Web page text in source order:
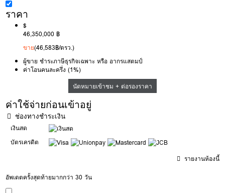
ราคา
$
46,350,000 ฿
ขาย(46,583฿/ตรว.)
ผู้ขาย ชำระภาษีธุรกิจเฉพาะ หรือ อากรแสตมป์
ค่าโอนคนละครึ่ง (1%)
นัดหมายเข้าชม + ต่อรองราคา
ค่าใช้จ่ายก่อนเข้าอยู่
ช่องทางชำระเงิน
เงินสด
บัตรเครดิต
รายงานห้องนี้
อัพเดตครั้งสุดท้ายมากกว่า 30 วัน